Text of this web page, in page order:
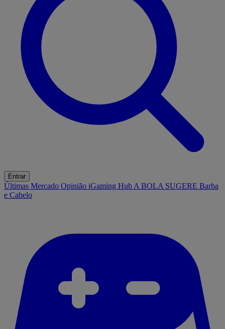
Entrar
Últimas Mercado Opinião iGaming Hub A BOLA SUGERE Barba
e Cabelo